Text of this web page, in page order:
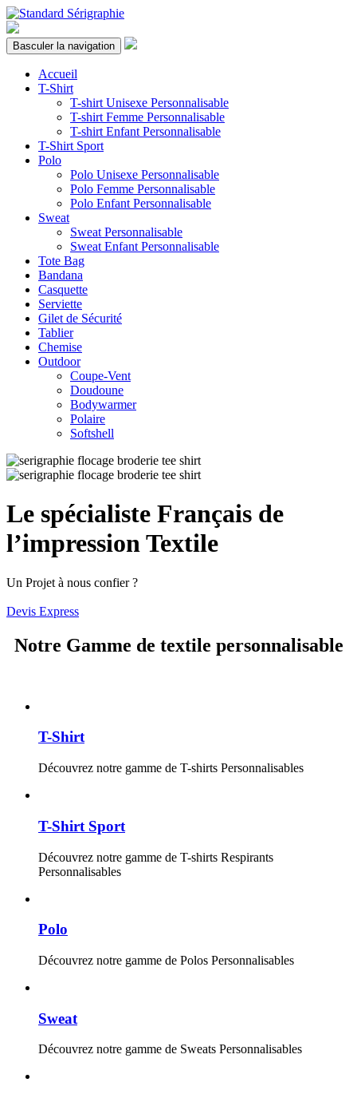
Basculer la navigation
Accueil
T-Shirt
T-shirt Unisexe Personnalisable
T-shirt Femme Personnalisable
T-shirt Enfant Personnalisable
T-Shirt Sport
Polo
Polo Unisexe Personnalisable
Polo Femme Personnalisable
Polo Enfant Personnalisable
Sweat
Sweat Personnalisable
Sweat Enfant Personnalisable
Tote Bag
Bandana
Casquette
Serviette
Gilet de Sécurité
Tablier
Chemise
Outdoor
Coupe-Vent
Doudoune
Bodywarmer
Polaire
Softshell
Le spécialiste Français de
l’impression Textile
Un Projet à nous confier ?
Devis Express
Notre Gamme de textile personnalisable
T-Shirt
Découvrez notre gamme de T-shirts Personnalisables
T-Shirt Sport
Découvrez notre gamme de T-shirts Respirants
Personnalisables
Polo
Découvrez notre gamme de Polos Personnalisables
Sweat
Découvrez notre gamme de Sweats Personnalisables